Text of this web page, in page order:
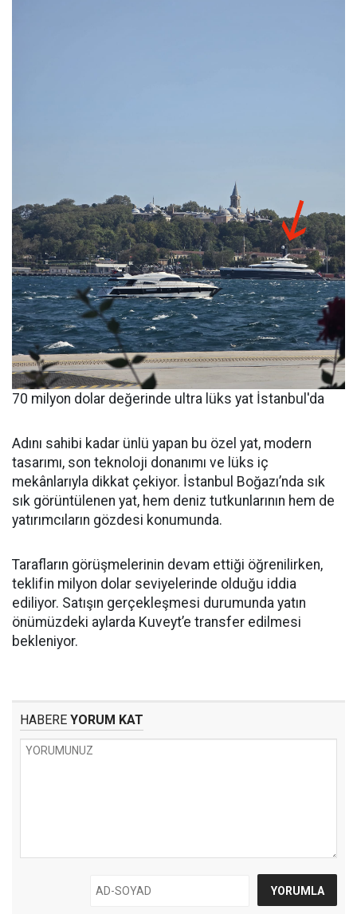
70 milyon dolar değerinde ultra lüks yat İstanbul'da
Adını sahibi kadar ünlü yapan bu özel yat, modern
tasarımı, son teknoloji donanımı ve lüks iç
mekânlarıyla dikkat çekiyor. İstanbul Boğazı’nda sık
sık görüntülenen yat, hem deniz tutkunlarının hem de
yatırımcıların gözdesi konumunda.
Tarafların görüşmelerinin devam ettiği öğrenilirken,
teklifin milyon dolar seviyelerinde olduğu iddia
ediliyor. Satışın gerçekleşmesi durumunda yatın
önümüzdeki aylarda Kuveyt’e transfer edilmesi
bekleniyor.
HABERE YORUM KAT